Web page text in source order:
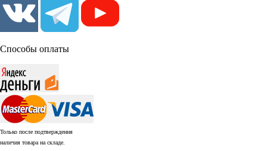
Способы оплаты
Только после подтверждения
наличия товара на складе.